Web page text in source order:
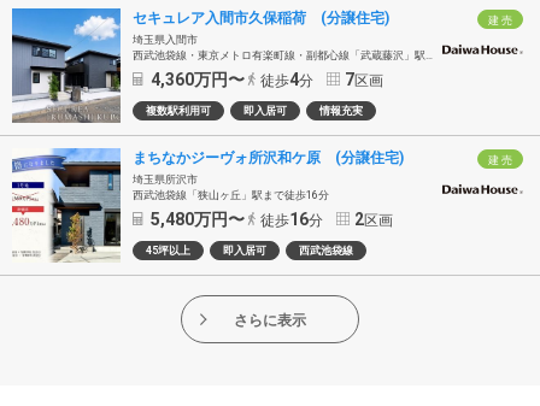
建 売
セキュレア入間市久保稲荷 (分譲住宅)
埼玉県入間市
西武池袋線・東京メトロ有楽町線・副都心線「武蔵藤沢」駅西武バス約14分「県営住宅入口」徒歩4分
4,360万円〜 徒歩4分 7区画
複数駅利用可 即入居可 情報充実
建 売
まちなかジーヴォ所沢和ケ原 (分譲住宅)
埼玉県所沢市
西武池袋線「狭山ヶ丘」駅まで徒歩16分
5,480万円〜 徒歩16分 2区画
45坪以上 即入居可 西武池袋線
さらに表示